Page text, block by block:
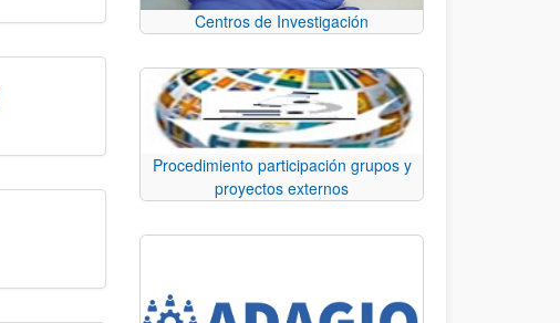
Centros de Investigación
Procedimiento participación grupos y
proyectos externos